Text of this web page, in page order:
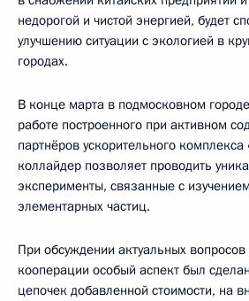
недорогой и чистой энергией, будет
улучшению ситуации с экологией в
городах.
В конце марта в подмосковном
работе построенного при активном
партнёров ускорительного комплекса
коллайдер позволяет проводить
эксперименты, связанные с
элементарных частиц.
При обсуждении актуальных
кооперации особый аспект был
цепочек добавленной стоимости, на